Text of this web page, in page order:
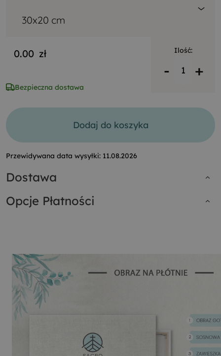
30x20 cm
0.00 zł
Bezpieczna dostawa
Ilość:
- +
Dodaj do koszyka
Przewidywana data wysyłki: 11.08.2026
Dostawa
Opcje Płatności